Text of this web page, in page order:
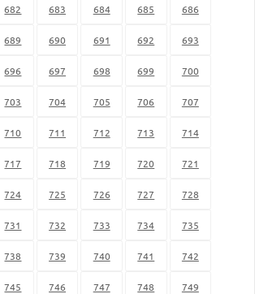
682 683 684 685 686
689 690 691 692 693
696 697 698 699 700
703 704 705 706 707
710 711 712 713 714
717 718 719 720 721
724 725 726 727 728
731 732 733 734 735
738 739 740 741 742
745 746 747 748 749